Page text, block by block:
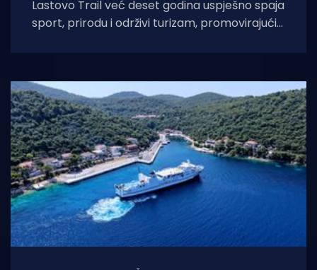
Lastovo Trail već deset godina uspješno spaja
sport, prirodu i održivi turizam, promovirajući
trčanja.